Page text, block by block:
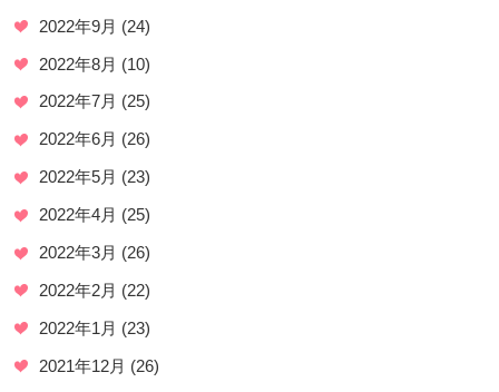
2022年9月 (24)
2022年8月 (10)
2022年7月 (25)
2022年6月 (26)
2022年5月 (23)
2022年4月 (25)
2022年3月 (26)
2022年2月 (22)
2022年1月 (23)
2021年12月 (26)